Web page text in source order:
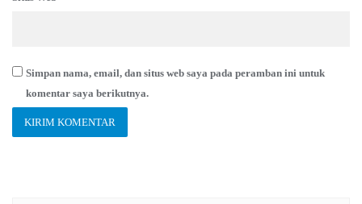
Simpan nama, email, dan situs web saya pada peramban ini untuk
komentar saya berikutnya.